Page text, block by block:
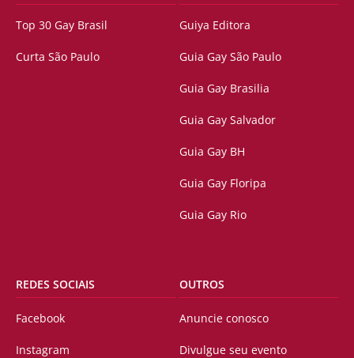
Top 30 Gay Brasil
Curta São Paulo
Guiya Editora
Guia Gay São Paulo
Guia Gay Brasilia
Guia Gay Salvador
Guia Gay BH
Guia Gay Floripa
Guia Gay Rio
REDES SOCIAIS
Facebook
Instagram
OUTROS
Anuncie conosco
Divulgue seu evento